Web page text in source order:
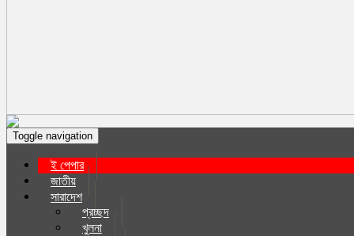
Toggle navigation
ই পেপার
জাতীয়
সারাদেশ
প্রচ্ছদ
খুলনা